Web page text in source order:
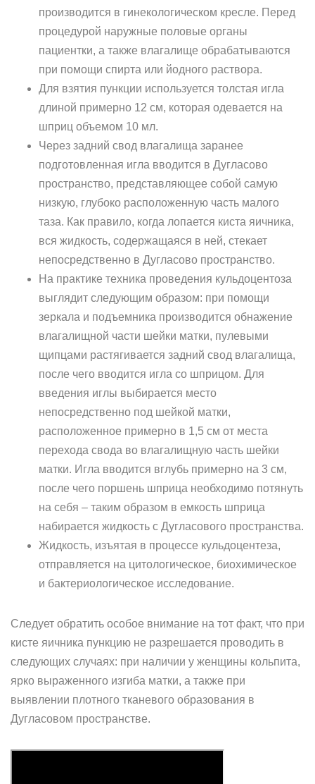
производится в гинекологическом кресле. Перед
процедурой наружные половые органы
пациентки, а также влагалище обрабатываются
при помощи спирта или йодного раствора.
Для взятия пункции используется толстая игла
длиной примерно 12 см, которая одевается на
шприц объемом 10 мл.
Через задний свод влагалища заранее
подготовленная игла вводится в Дугласово
пространство, представляющее собой самую
низкую, глубоко расположенную часть малого
таза. Как правило, когда лопается киста яичника,
вся жидкость, содержащаяся в ней, стекает
непосредственно в Дугласово пространство.
На практике техника проведения кульдоцентоза
выглядит следующим образом: при помощи
зеркала и подъемника производится обнажение
влагалищной части шейки матки, пулевыми
щипцами растягивается задний свод влагалища,
после чего вводится игла со шприцом. Для
введения иглы выбирается место
непосредственно под шейкой матки,
расположенное примерно в 1,5 см от места
перехода свода во влагалищную часть шейки
матки. Игла вводится вглубь примерно на 3 см,
после чего поршень шприца необходимо потянуть
на себя – таким образом в емкость шприца
набирается жидкость с Дугласового пространства.
Жидкость, изъятая в процессе кульдоцентеза,
отправляется на цитологическое, биохимическое
и бактериологическое исследование.
Следует обратить особое внимание на тот факт, что при
кисте яичника пункцию не разрешается проводить в
следующих случаях: при наличии у женщины кольпита,
ярко выраженного изгиба матки, а также при
выявлении плотного тканевого образования в
Дугласовом пространстве.